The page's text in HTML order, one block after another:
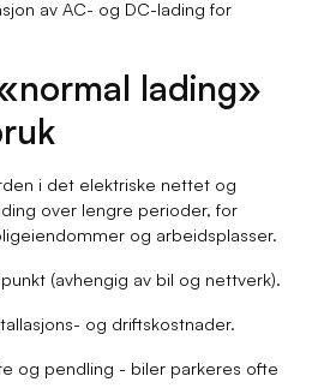
av AC- og DC-lading for
lading»
i det elektriske nettet og
over lengre perioder, for
og arbeidsplasser.
(avhengig av bil og nettverk).
og driftskostnader.
og pendling - biler parkeres ofte